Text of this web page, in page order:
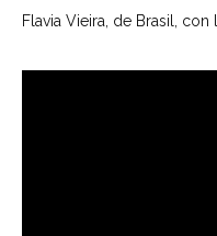
Flavia Vieira, de Brasil,